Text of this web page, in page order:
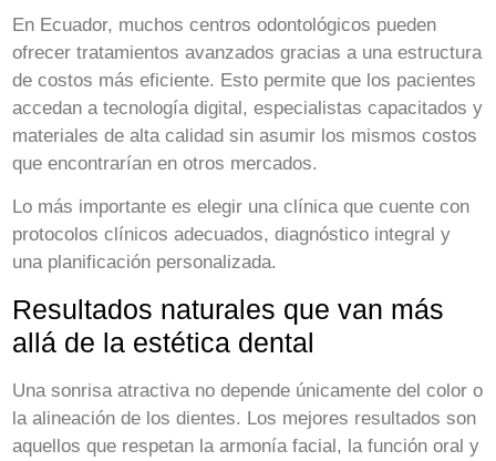
En Ecuador, muchos centros odontológicos pueden
ofrecer tratamientos avanzados gracias a una estructura
de costos más eficiente. Esto permite que los pacientes
accedan a tecnología digital, especialistas capacitados y
materiales de alta calidad sin asumir los mismos costos
que encontrarían en otros mercados.
Lo más importante es elegir una clínica que cuente con
protocolos clínicos adecuados, diagnóstico integral y
una planificación personalizada.
Resultados naturales que van más
allá de la estética dental
Una sonrisa atractiva no depende únicamente del color o
la alineación de los dientes. Los mejores resultados son
aquellos que respetan la armonía facial, la función oral y